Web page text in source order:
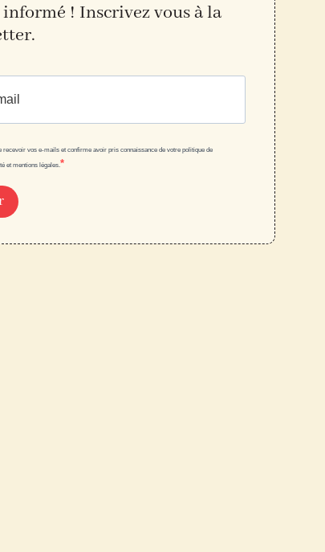
informé ! Inscrivez vous à la
r.
recevoir vos e-mails et confirme avoir pris connaissance de votre politique de
et mentions légales.